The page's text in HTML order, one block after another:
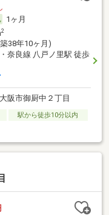
1ヶ月
2
38年10ヶ月)
奈良線 八戸ノ里駅 徒歩
阪市御厨中２丁目
駅から徒歩10分以内